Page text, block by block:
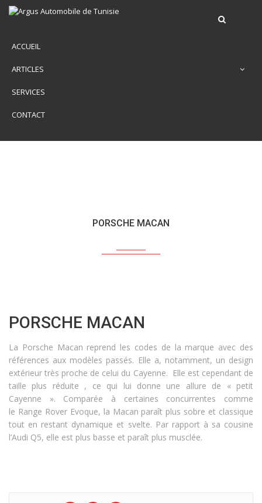
ACCUEIL
ARTICLES
SERVICES
CONTACT
PORSCHE MACAN
PORSCHE MACAN
La Porsche Macan reprend les codes de la marque avec des
références aux modèles passés. Elle a, notamment, un design
extérieur très proche de celui du Cayenne. Elle est cependant de
taille plus réduite , ce qui lui donne une allure de « petit
Cayenne ». Comparée à certaines concurrentes comme
le Range Rover Evoque, la Macan paraît plus sobre et classique
tout en restant dynamique et svelte. Par rapport à sa cousine
l’Audi Q5, elle est plus basse et paraît plus musclée.